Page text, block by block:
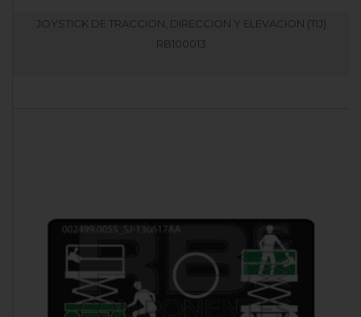
JOYSTICK DE TRACCION, DIRECCION Y ELEVACION (TIJ)
RB100013